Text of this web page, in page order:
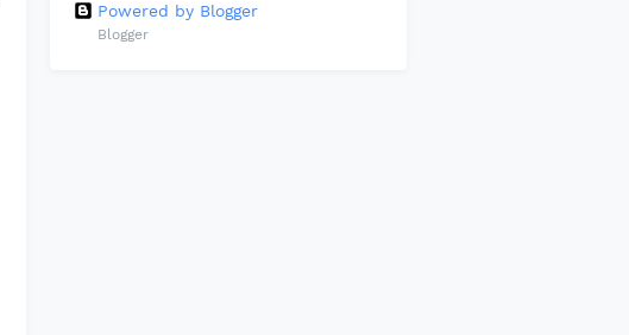
Powered by Blogger
Blogger